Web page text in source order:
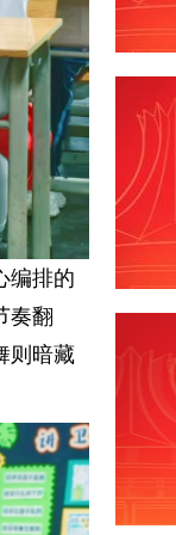
编排的
奏翻
则暗藏